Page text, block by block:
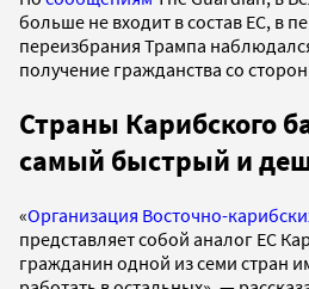
больше не входит в состав ЕС, в
переизбрания Трампа
получение гражданства со
Страны Карибского
самый быстрый и
«Организация Восточно-
представляет собой аналог ЕС
гражданин одной из семи стран